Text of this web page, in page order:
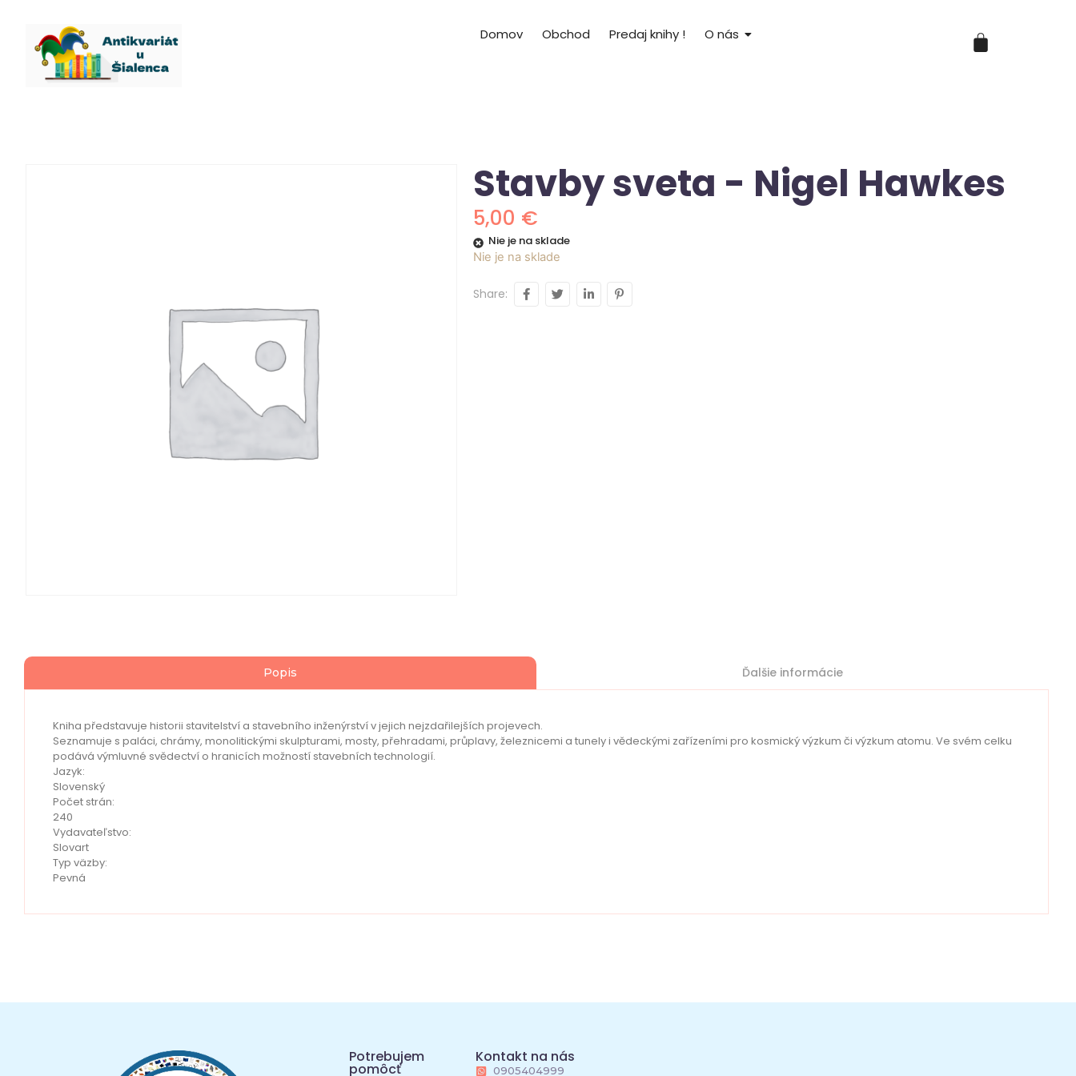
Domov Obchod Predaj knihy ! O nás
Stavby sveta - Nigel Hawkes
5,00 €
Nie je na sklade
Nie je na sklade
Share:
Popis Ďalšie informácie
Kniha představuje historii stavitelství a stavebního inženýrství v jejich nejzdařilejších projevech.
Seznamuje s paláci, chrámy, monolitickými skulpturami, mosty, přehradami, průplavy, železnicemi a tunely i vědeckými zařízeními pro kosmický výzkum či výzkum atomu. Ve svém celku
podává výmluvné svědectví o hranicích možností stavebních technologií.
Jazyk:
Slovenský
Počet strán:
240
Vydavateľstvo:
Slovart
Typ väzby:
Pevná
Potrebujem
pomôcť
Kontakt na nás
0905404999